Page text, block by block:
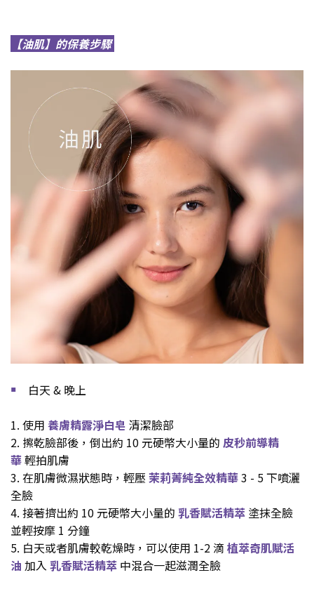
【油肌】 的保養步驟
￭ 白天 & 晚上
1. 使用 養膚精露淨白皂 清潔臉部
2. 擦乾臉部後，倒出約 10 元硬幣大小量的 皮秒前導精
華輕拍肌膚
3. 在肌膚微濕狀態時，輕壓 茉莉菁純全效精華3 - 5 下噴灑
全臉
4. 接著擠出約 10 元硬幣大小量的 乳香賦活精萃 塗抹全臉
並輕按摩 1 分鐘
5. 白天或者肌膚較乾燥時，可以使用 1-2 滴 植萃奇肌賦活
油 加入 乳香賦活精萃 中混合一起滋潤全臉